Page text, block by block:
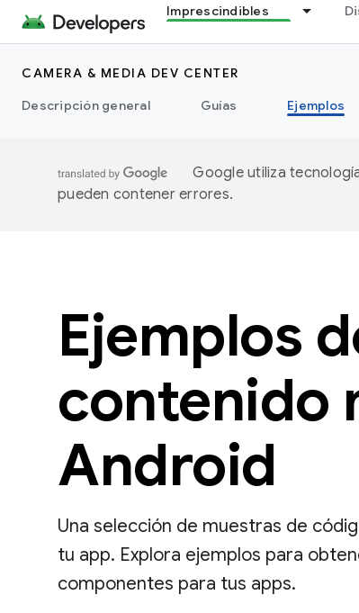
Imprescindibles
CAMERA & MEDIA DEV CENTER
Descripción general
Guías Ejemplos
Google utiliza
pueden contener errores.
Ejemplos
contenido
Android
Una selección de muestras de
tu app. Explora ejemplos para
componentes para tus apps.